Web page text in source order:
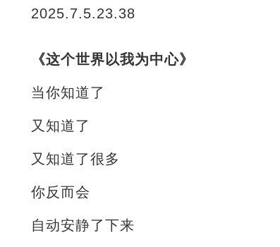
2025.7.5.23.38
《这个世界以我为中心》
当你知道了
又知道了
又知道了很多
你反而会
自动安静了下来